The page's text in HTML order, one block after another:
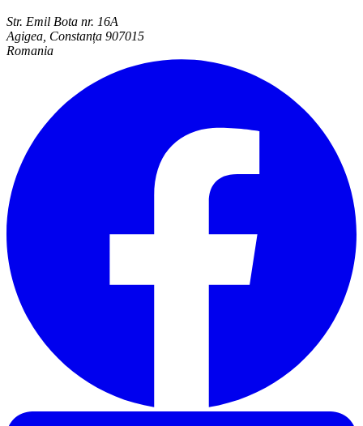
Str. Emil Bota nr. 16A
Agigea, Constanța 907015
Romania